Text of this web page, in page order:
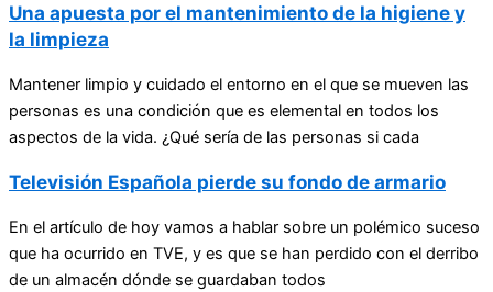
Una apuesta por el mantenimiento de la higiene y
la limpieza
Mantener limpio y cuidado el entorno en el que se mueven las
personas es una condición que es elemental en todos los
aspectos de la vida. ¿Qué sería de las personas si cada
Televisión Española pierde su fondo de armario
En el artículo de hoy vamos a hablar sobre un polémico suceso
que ha ocurrido en TVE, y es que se han perdido con el derribo
de un almacén dónde se guardaban todos